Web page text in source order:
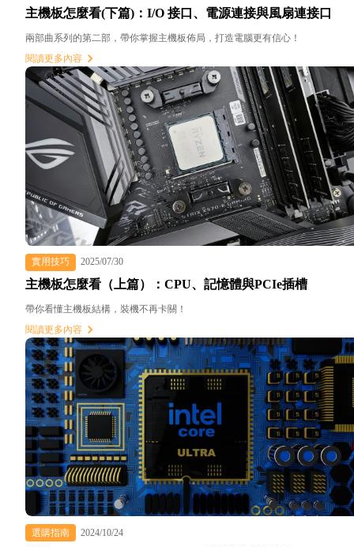
主機板怎麼看(下篇)：I/O 接口、電源連接與風扇連接口
兩部曲系列的第二部，帶你掌握主機板佈局，打造電腦更有信心！
閱讀更多內容
實用技巧 2025/07/30
主機板怎麼看（上篇）：CPU、記憶體與PCIe插槽
帶你看懂主機板結構，裝機不再卡關！
閱讀更多內容
選購指南 2024/10/24